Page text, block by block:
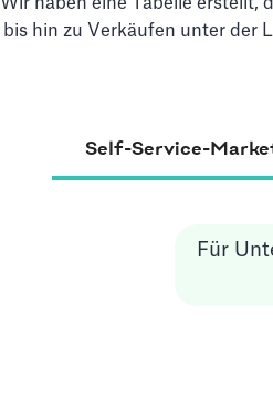
bis hin zu Verkäufen unter der
Self-Service-
Für